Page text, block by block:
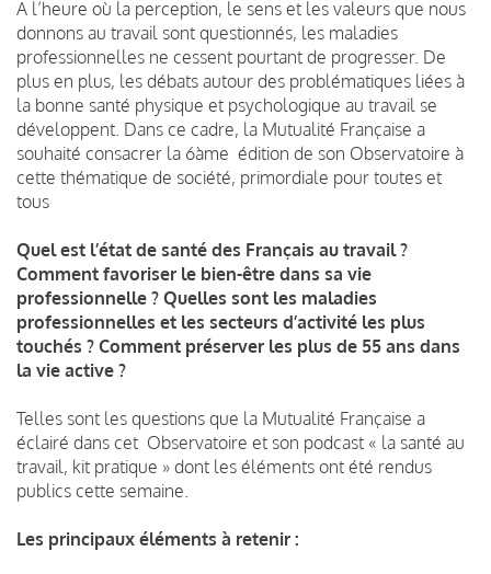
A l’heure où la perception, le sens et les valeurs que nous
donnons au travail sont questionnés, les maladies
professionnelles ne cessent pourtant de progresser. De
plus en plus, les débats autour des problématiques liées à
la bonne santé physique et psychologique au travail se
développent. Dans ce cadre, la Mutualité Française a
souhaité consacrer la 6àme édition de son Observatoire à
cette thématique de société, primordiale pour toutes et
tous
Quel est l’état de santé des Français au travail ?
Comment favoriser le bien-être dans sa vie
professionnelle ? Quelles sont les maladies
professionnelles et les secteurs d’activité les plus
touchés ? Comment préserver les plus de 55 ans dans
la vie active ?
Telles sont les questions que la Mutualité Française a
éclairé dans cet Observatoire et son podcast « la santé au
travail, kit pratique » dont les éléments ont été rendus
publics cette semaine.
Les principaux éléments à retenir :